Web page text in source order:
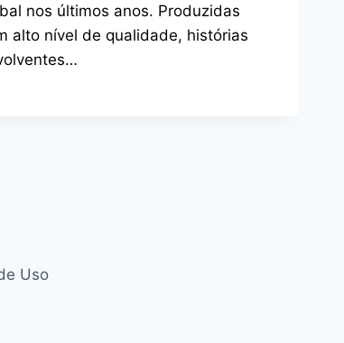
nos últimos anos. Produzidas
alto nível de qualidade, histórias
Uso